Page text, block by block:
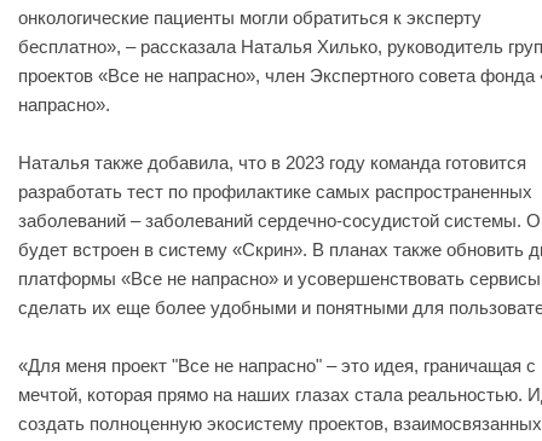
онкологические пациенты могли обратиться к эксперту
бесплатно», – рассказала Наталья Хилько, руководитель
проектов «Все не напрасно», член Экспертного совета фонда
напрасно».
Наталья также добавила, что в 2023 году команда готовится
разработать тест по профилактике самых распространенных
заболеваний – заболеваний сердечно-сосудистой системы.
будет встроен в систему «Скрин». В планах также обновить
платформы «Все не напрасно» и усовершенствовать
сделать их еще более удобными и понятными для
«Для меня проект "Все не напрасно" – это идея, граничащая с
мечтой, которая прямо на наших глазах стала реальностью.
создать полноценную экосистему проектов, взаимосвязанных